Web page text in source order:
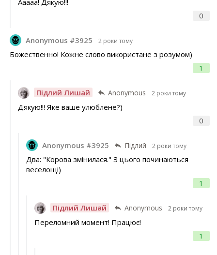
0
Anonymous #3925 2 роки тому
1
Божественно! Кожне слово використане з розумом)
Підлий Лишай Anonymous 2 роки тому
0
Дякую!!! Яке ваше улюблене?)
Anonymous #3925 Підлий 2 роки тому
1
Два: "Корова змінилася." З цього починаються
веселощі)
Підлий Лишай Anonymous 2 роки тому
1
Переломний момент! Працює!